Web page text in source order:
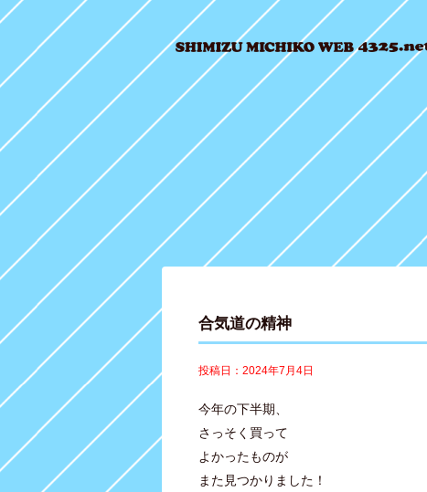
合気道の精神
投稿日：2024年7月4日
今年の下半期、
さっそく買って
よかったものが
また見つかりました！